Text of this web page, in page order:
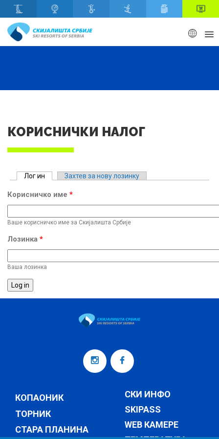
Скип то маин content
КОРИСНИЧКИ НАЛОГ
Примарy табс
Лог ин (ацтиве таб)
Захтев за нову лозинку
Корисничко име *
Ваше корисничко име за Скијалишта Србије
Лозинка *
Ваша лозинка
КОПАОНИК
ТОРНИК
СТАРА ПЛАНИНА
СКИ ИНФО
SKIPASS
WEB КАМЕРЕ